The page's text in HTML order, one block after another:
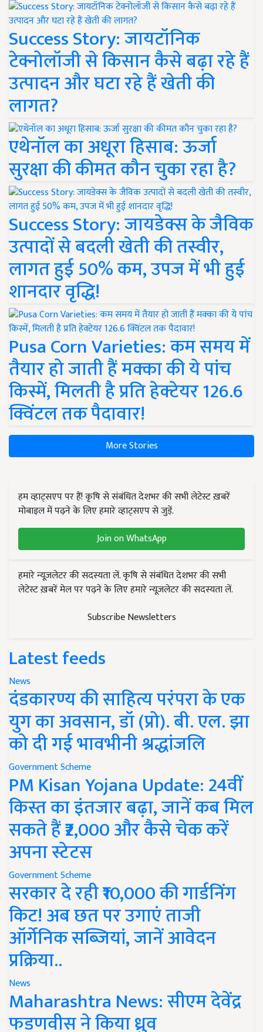
Success Story: जायटॉनिक
टेक्नोलॉजी से किसान कैसे बढ़ा रहे हैं
उत्पादन और घटा रहे हैं खेती की
लागत?
एथेनॉल का अधूरा हिसाब: ऊर्जा
सुरक्षा की कीमत कौन चुका रहा है?
Success Story: जायडेक्स के जैविक
उत्पादों से बदली खेती की तस्वीर,
लागत हुई 50% कम, उपज में भी हुई
शानदार वृद्धि!
Pusa Corn Varieties: कम समय में
तैयार हो जाती हैं मक्का की ये पांच
किस्में, मिलती है प्रति हेक्टेयर 126.6
क्विंटल तक पैदावार!
More Stories
हम व्हाट्सएप पर हैं! कृषि से संबंधित देशभर की सभी लेटेस्ट ख़बरें
मोबाइल में पढ़ने के लिए हमारे व्हाट्सएप से जुड़ें.
Join on WhatsApp
हमारे न्यूज़लेटर की सदस्यता लें. कृषि से संबंधित देशभर की सभी
लेटेस्ट ख़बरें मेल पर पढ़ने के लिए हमारे न्यूज़लेटर की सदस्यता लें.
Subscribe Newsletters
Latest feeds
News
दंडकारण्य की साहित्य परंपरा के एक
युग का अवसान, डॉ (प्रो). बी. एल. झा
को दी गई भावभीनी श्रद्धांजलि
Government Scheme
PM Kisan Yojana Update: 24वीं
किस्त का इंतजार बढ़ा, जानें कब मिल
सकते हैं ₹2,000 और कैसे चेक करें
अपना स्टेटस
Government Scheme
सरकार दे रही ₹10,000 की गार्डनिंग
किट! अब छत पर उगाएं ताजी
ऑर्गेनिक सब्जियां, जानें आवेदन
प्रक्रिया..
News
Maharashtra News: सीएम देवेंद्र
फडणवीस ने किया ध्रुव